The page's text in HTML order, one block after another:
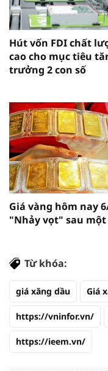
Hút vốn FDI chất
cao cho mục tiêu
trưởng 2 con số
Giá vàng hôm nay
"Nhảy vọt" sau một
Từ khóa:
giá xăng dầu Giá
https://vninfor.vn/
https://ieem.vn/